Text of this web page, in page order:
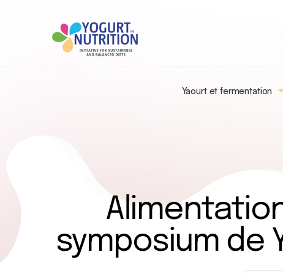
Yaourt et fermentation
symposium de